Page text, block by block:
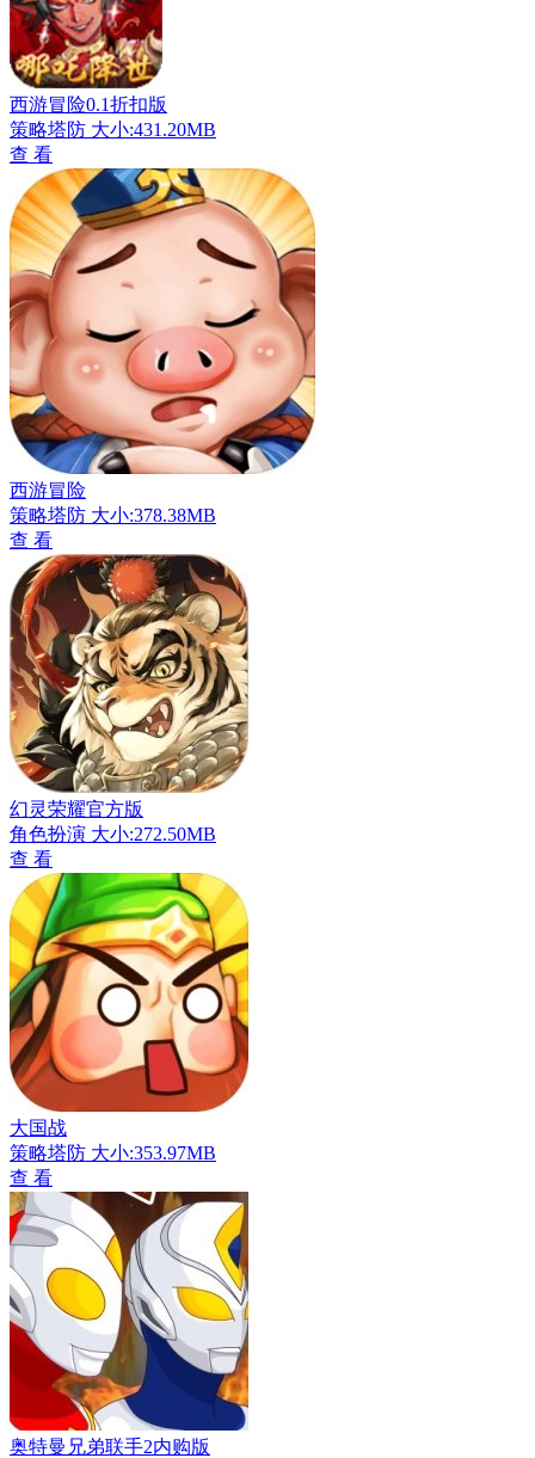
西游冒险0.1折扣版
策略塔防 大小:431.20MB
查 看
西游冒险
策略塔防 大小:378.38MB
查 看
幻灵荣耀官方版
角色扮演 大小:272.50MB
查 看
大国战
策略塔防 大小:353.97MB
查 看
奥特曼兄弟联手2内购版